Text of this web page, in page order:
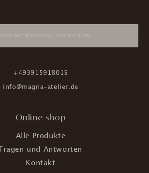
Jetzt per WhatsApp kontaktieren
+493915918015
info@magna-atelier.de
Online shop
Alle Produkte
Fragen und Antworten
Kontakt